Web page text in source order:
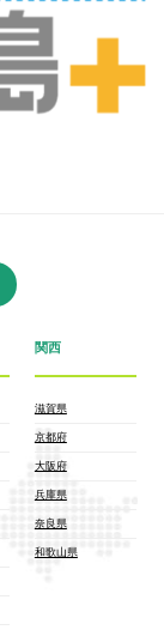
関西
滋賀県
京都府
大阪府
兵庫県
奈良県
和歌山県